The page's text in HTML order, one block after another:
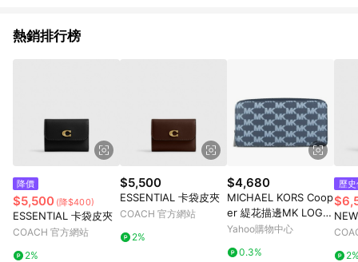
熱銷排行榜
降價
$5,500 (降$400)
ESSENTIAL 卡袋皮夾
COACH 官方網站
2%
$5,500
ESSENTIAL 卡袋皮夾
COACH 官方網站
2%
$4,680
MICHAEL KORS Coop
er 緹花描邊MK LOGO
ㄇ型拉鍊長夾(海軍藍)
Yahoo購物中心
0.3%
歷